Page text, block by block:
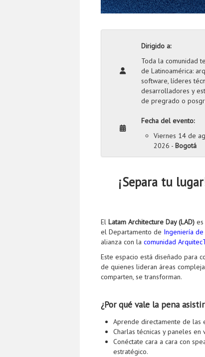
Dirigido a:
Toda la comunidad
de Latinoamérica:
software, líderes
desarrolladores y
de pregrado o
Fecha del evento:
Viernes 14 de
2026 - Bogotá
¡Separa tu
El Latam Architecture Day (LAD)
el Departamento de Ingeniería de
alianza con la comunidad
Este espacio está diseñado para
de quienes lideran áreas
comparten, se transforman.
¿Por qué vale la pena
Aprende directamente de las
Charlas técnicas y paneles
Conéctate cara a cara con
estratégico.